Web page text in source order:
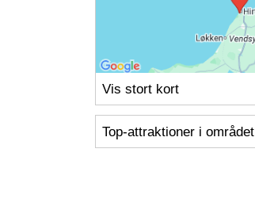
Vis stort kort
Top-attraktioner i området